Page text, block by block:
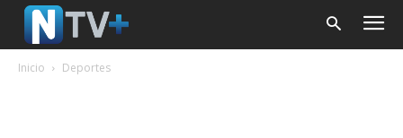
Inicio Deportes